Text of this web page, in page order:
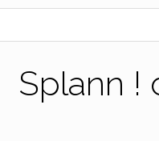
Splann !